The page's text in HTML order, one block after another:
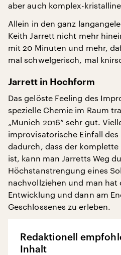
aber auch komplex-
Allein in den ganz
Keith Jarrett nicht mehr
mit 20 Minuten und mehr,
mal schwelgerisch, mal
Jarrett in Hochform
Das gelöste Feeling des
spezielle Chemie im Raum
„Munich 2016“ sehr gut.
improvisatorische Einfall
dadurch, dass der
ist, kann man Jarretts Weg
Höchstanstrengung eines
nachvollziehen und man hat
Entwicklung und dann am
Geschlossenes zu erleben.
Redaktionell
Inhalt